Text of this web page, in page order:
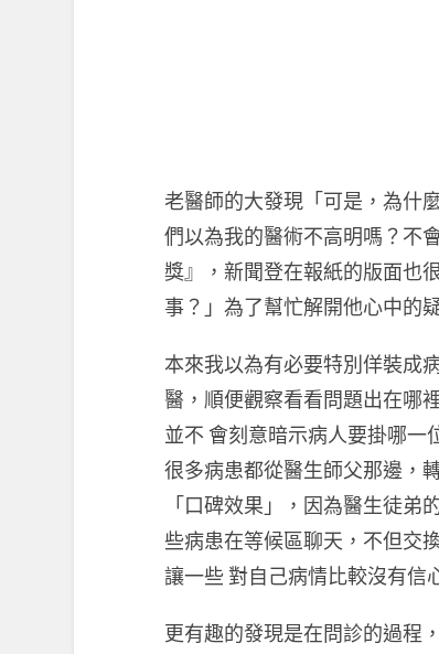
老醫師的大發現「可是，為什
們以為我的醫術不高明嗎？不
獎』，新聞登在報紙的版面也
事？」為了幫忙解開他心中的
本來我以為有必要特別佯裝成
醫，順便觀察看看問題出在哪
並不 會刻意暗示病人要掛哪一
很多病患都從醫生師父那邊，
「口碑效果」，因為醫生徒
些病患在等候區聊天，不但交
讓一些 對自己病情比較沒有信
更有趣的發現是在問診的過程